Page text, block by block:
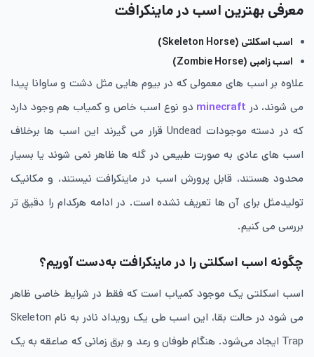
معرفی بهترین اسب در ماینکرافت
اسب اسکلتی (Skeleton Horse)
اسب زامبی (Zombie Horse)
علاوه بر اسب های معمولی که در بیوم هایی مثل دشت و ساوانا پیدا
می شوند، در minecraft دو نوع اسب خاص و کمیاب هم وجود دارد
که در دسته موجودات Undead قرار می گیرند این اسب ها برخلاف
اسب های عادی به صورت طبیعی در گله ها ظاهر نمی شوند یا بسیار
محدود هستند، قابل پرورش اسب در ماینکرافت نیستند، و مکانیک
تولیدمثل برای آن ها تعریف نشده است. در ادامه هرکدام را دقیق تر
بررسی می کنیم.
چگونه اسب اسکلتی را در ماینکرافت به‌دست آوریم؟
اسب اسکلتی یک موجود کمیاب است که فقط در شرایط خاصی ظاهر
می شود در حالت بقا، این اسب طی یک رویداد نادر به نام Skeleton
Trap ایجاد می‌شود. هنگام طوفان و رعد و برق زمانی که صاعقه به یک